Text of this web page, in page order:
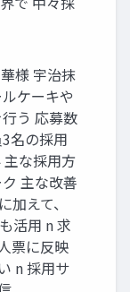
様 宇治抹
ケーキや
う 応募数
名の採用
な採用方
主な改善
えて、
活用 n 求
票に反映
n 採用サ